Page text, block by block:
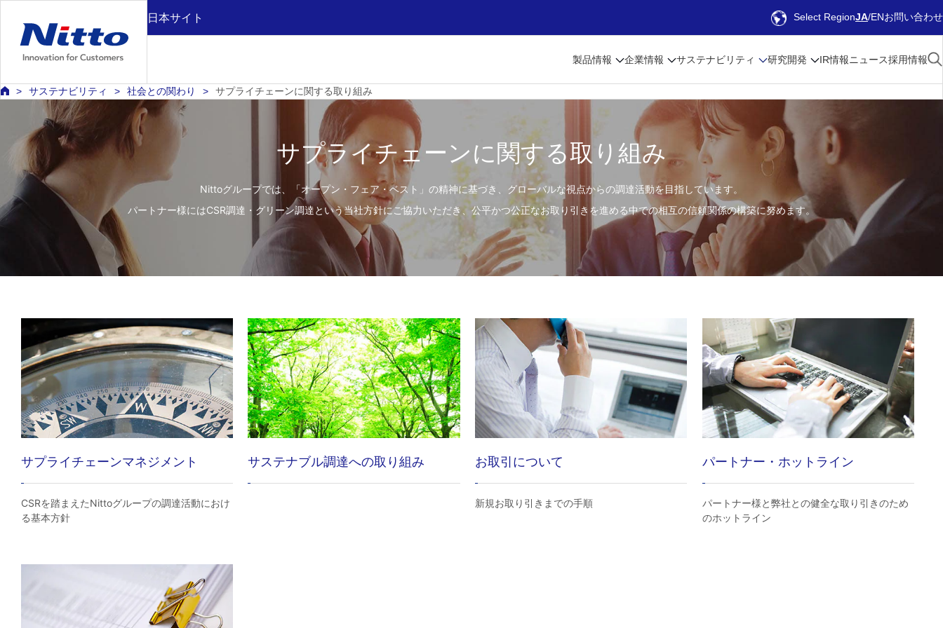
日本サイト Select RegionJA ENお問い合わせ
製品情報 企業情報 サステナビリティ 研究開発 IR情報ニュース採用情報
サステナビリティ 社会との関わり サプライチェーンに関する取り組み
サプライチェーンに関する取り組み
Nittoグループでは、「オープン・フェア・ベスト」の精神に基づき、グローバルな視点からの調達活動を目指しています。
パートナー様にはCSR調達・グリーン調達という当社方針にご協力いただき、公平かつ公正なお取り引きを進める中での相互の信頼関係の構築に努めます。
サプライチェーンマネジメント
CSRを踏まえたNittoグループの調達活動におけ
る基本方針
サステナブル調達への取り組み お取引について
新規お取り引きまでの手順
パートナー・ホットライン
パートナー様と弊社との健全な取り引きのため
のホットライン